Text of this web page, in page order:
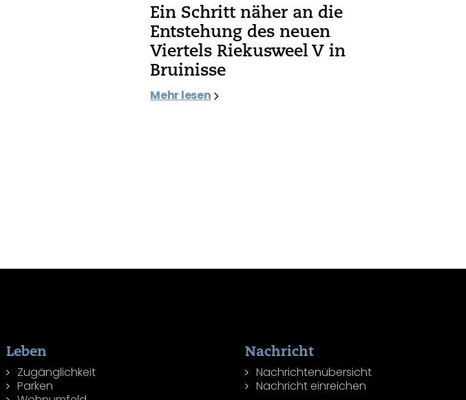
Ein Schritt näher an die
Entstehung des neuen
Viertels Riekusweel V in
Bruinisse
Mehr lesen
Leben
Zugänglichkeit
Parken
Nachricht
Nachrichtenübersicht
Nachricht einreichen